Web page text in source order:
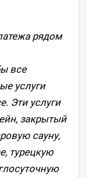
рядом
все
услуги
Эти услуги
закрытый
сауну,
турецкую